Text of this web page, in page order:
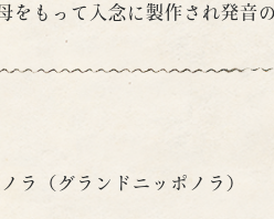
をもって入念に製作され発音
ラ（グランドニッポノラ）